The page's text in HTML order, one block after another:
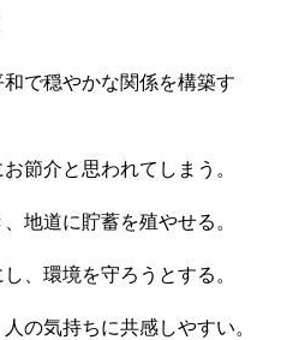
で穏やかな関係を構築す
節介と思われてしまう。
地道に貯蓄を殖やせる。
、環境を守ろうとする。
の気持ちに共感しやすい。